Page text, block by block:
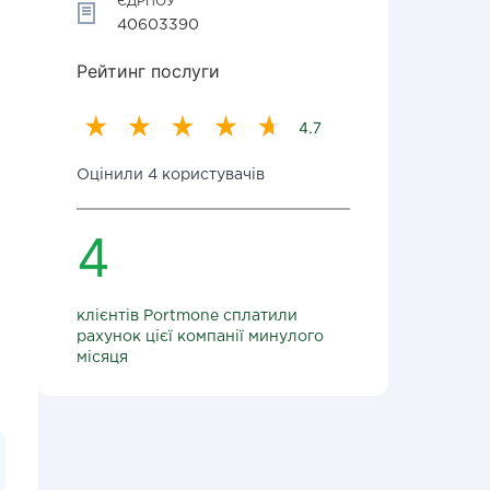
40603390
Рейтинг послуги
4.7
Оцінили 4 користувачів
4
клієнтів Portmone сплатили
рахунок цієї компанії минулого
місяця